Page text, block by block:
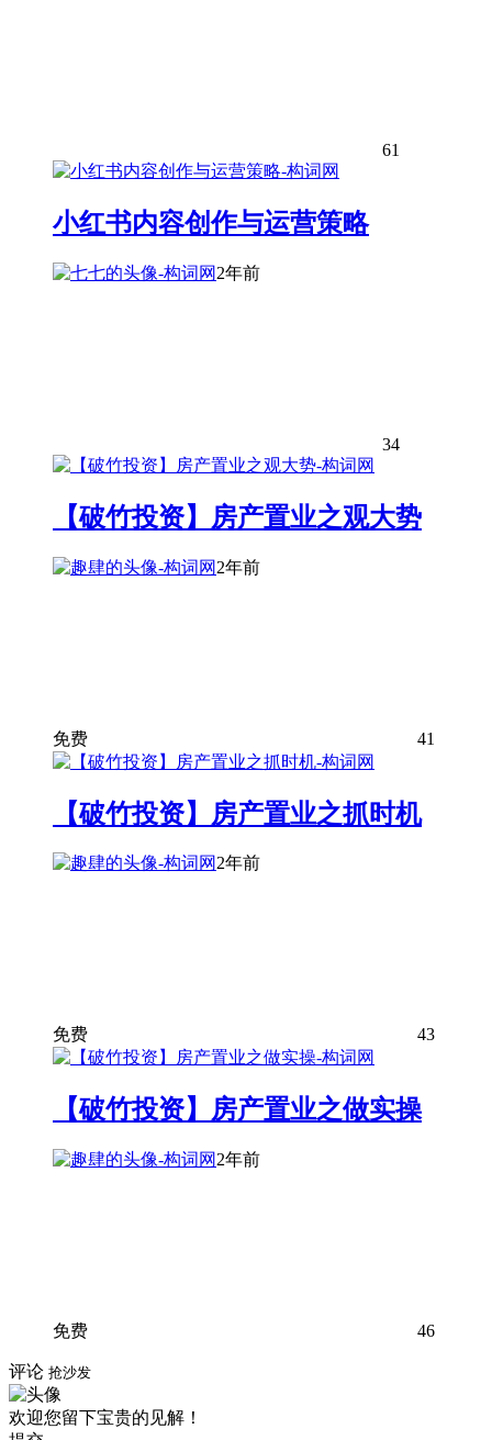
61
小红书内容创作与运营策略
2年前
34
【破竹投资】房产置业之观大势
2年前
免费 41
【破竹投资】房产置业之抓时机
2年前
免费 43
【破竹投资】房产置业之做实操
2年前
免费 46
评论 抢沙发
欢迎您留下宝贵的见解！